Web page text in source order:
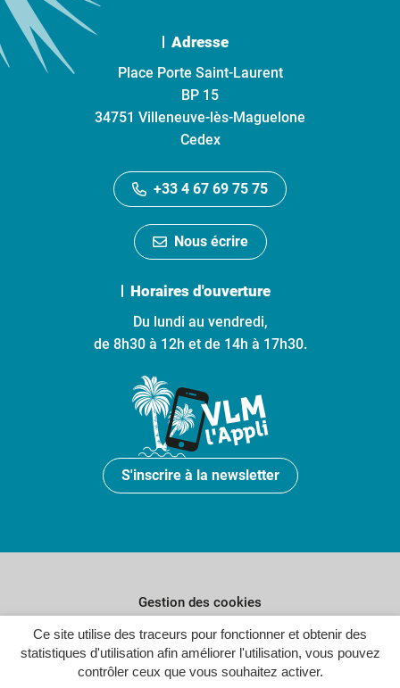
Ce site utilise des traceurs pour fonctionner et obtenir des
statistiques d'utilisation afin améliorer l'utilisation, vous pouvez
contrôler ceux que vous souhaitez activer.
Adresse
Place Porte Saint-Laurent
BP 15
34751 Villeneuve-lès-Maguelone
Cedex
+33 4 67 69 75 75
Nous écrire
Horaires d'ouverture
Du lundi au vendredi,
de 8h30 à 12h et de 14h à 17h30.
S'inscrire à la newsletter
Gestion des cookies
Plan du site
Politique de confidentialité